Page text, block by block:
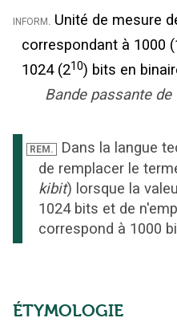
inform. Unité de mesure
correspondant à 1000
1024 (210) bits en
Bande passante
REM.
Dans la langue
de remplacer le
kibit) lorsque la
1024 bits et de
correspond à 1000
ÉTYMOLOGIE